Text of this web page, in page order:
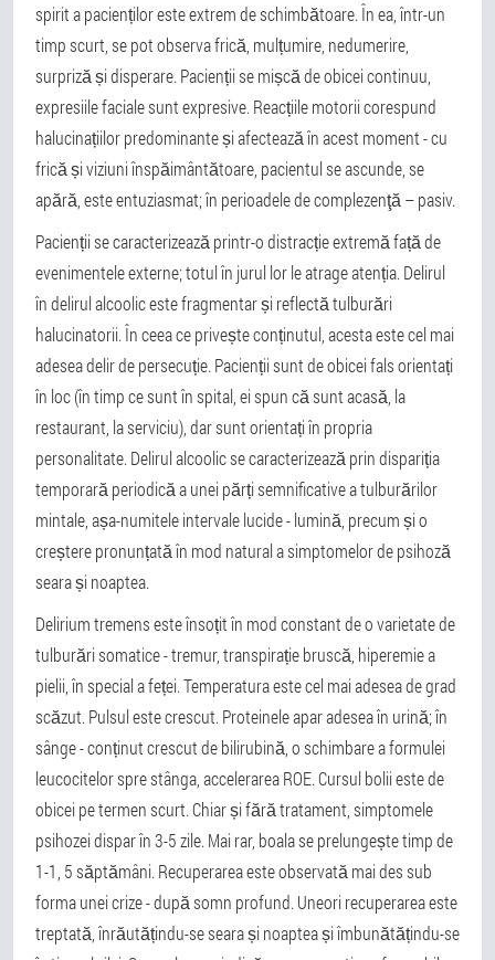
spirit a pacienților este extrem de schimbătoare. În ea, într-un
timp scurt, se pot observa frică, mulțumire, nedumerire,
surpriză și disperare. Pacienții se mișcă de obicei continuu,
expresiile faciale sunt expresive. Reacțiile motorii corespund
halucinațiilor predominante și afectează în acest moment - cu
frică și viziuni înspăimântătoare, pacientul se ascunde, se
apără, este entuziasmat; în perioadele de complezenţă – pasiv.
Pacienții se caracterizează printr-o distracție extremă față de
evenimentele externe; totul în jurul lor le atrage atenția. Delirul
în delirul alcoolic este fragmentar și reflectă tulburări
halucinatorii. În ceea ce privește conținutul, acesta este cel mai
adesea delir de persecuție. Pacienții sunt de obicei fals orientați
în loc (în timp ce sunt în spital, ei spun că sunt acasă, la
restaurant, la serviciu), dar sunt orientați în propria
personalitate. Delirul alcoolic se caracterizează prin dispariția
temporară periodică a unei părți semnificative a tulburărilor
mintale, așa-numitele intervale lucide - lumină, precum și o
creștere pronunțată în mod natural a simptomelor de psihoză
seara și noaptea.
Delirium tremens este însoțit în mod constant de o varietate de
tulburări somatice - tremur, transpirație bruscă, hiperemie a
pielii, în special a feței. Temperatura este cel mai adesea de grad
scăzut. Pulsul este crescut. Proteinele apar adesea în urină; în
sânge - conținut crescut de bilirubină, o schimbare a formulei
leucocitelor spre stânga, accelerarea ROE. Cursul bolii este de
obicei pe termen scurt. Chiar și fără tratament, simptomele
psihozei dispar în 3-5 zile. Mai rar, boala se prelungește timp de
1-1, 5 săptămâni. Recuperarea este observată mai des sub
forma unei crize - după somn profund. Uneori recuperarea este
treptată, înrăutățindu-se seara și noaptea și îmbunătățindu-se